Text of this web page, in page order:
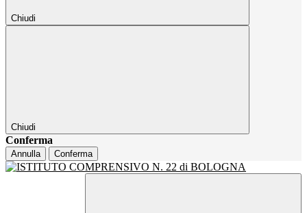
Chiudi
Chiudi
Conferma
Annulla Conferma